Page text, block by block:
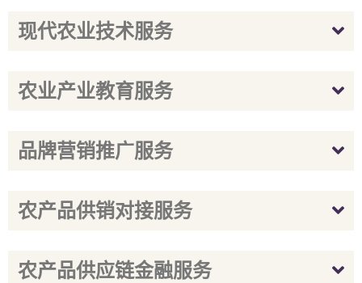
现代农业技术服务
农业产业教育服务
品牌营销推广服务
农产品供销对接服务
农产品供应链金融服务